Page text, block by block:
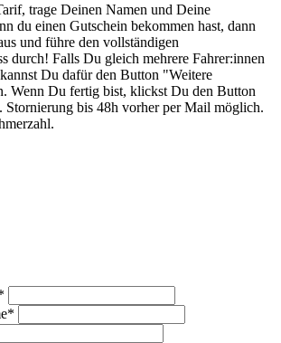
trage Deinen Namen und Deine
du einen Gutschein bekommen hast, dann
und führe den vollständigen
durch! Falls Du gleich mehrere Fahrer:innen
Du dafür den Button "Weitere
Wenn Du fertig bist, klickst Du den Button
Stornierung bis 48h vorher per Mail möglich.
*